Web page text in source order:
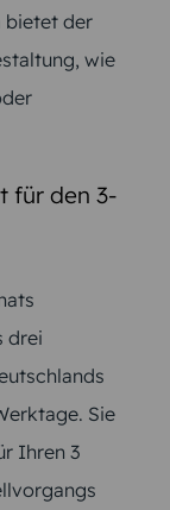
bietet der
wie
für den 3-
drei
Sie
Ihren 3